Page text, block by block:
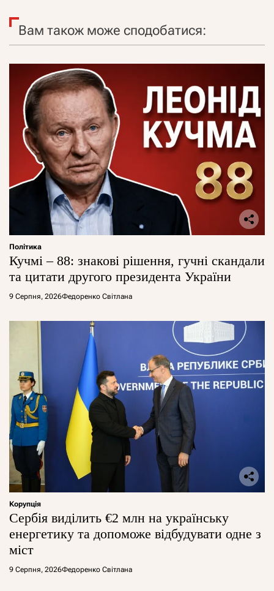
Вам також може сподобатися:
Політика
Кучмі – 88: знакові рішення, гучні скандали
та цитати другого президента України
9 Серпня, 2026Федоренко Світлана
Корупція
Сербія виділить €2 млн на українську
енергетику та допоможе відбудувати одне з
міст
9 Серпня, 2026Федоренко Світлана